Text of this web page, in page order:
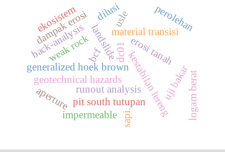
kestabilan lereng
generalized hoek brown
weak rock
material transisi
landslide
geotechnical hazards
runout analysis
back-analysis erosi tanah
dampak erosi usle
pit south tutupan uji bakar
aperture
perolehan
dilusi
ekosistem
sapi. logam berat
bcf dc01
impermeable